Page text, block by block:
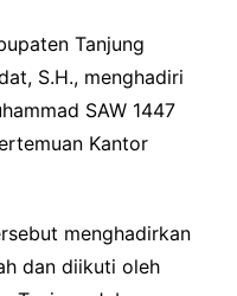
Tanjung
S.H., menghadiri
SAW 1447
Kantor
menghadirkan
dan diikuti oleh